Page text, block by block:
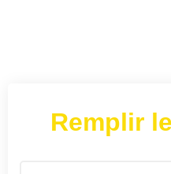
Remplir